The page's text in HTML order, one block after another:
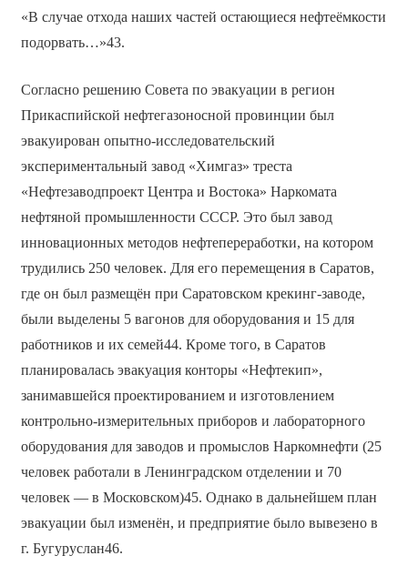
«В случае отхода наших частей остающиеся нефтеёмкости
подорвать…»43.
Согласно решению Совета по эвакуации в регион
Прикаспийской нефтегазоносной провинции был
эвакуирован опытно-исследовательский
экспериментальный завод «Химгаз» треста
«Нефтезаводпроект Центра и Востока» Наркомата
нефтяной промышленности СССР. Это был завод
инновационных методов нефтепереработки, на котором
трудились 250 человек. Для его перемещения в Саратов,
где он был размещён при Саратовском крекинг-заводе,
были выделены 5 вагонов для оборудования и 15 для
работников и их семей44. Кроме того, в Саратов
планировалась эвакуация конторы «Нефтекип»,
занимавшейся проектированием и изготовлением
контрольно-измерительных приборов и лабораторного
оборудования для заводов и промыслов Наркомнефти (25
человек работали в Ленинградском отделении и 70
человек — в Московском)45. Однако в дальнейшем план
эвакуации был изменён, и предприятие было вывезено в
г. Бугуруслан46.